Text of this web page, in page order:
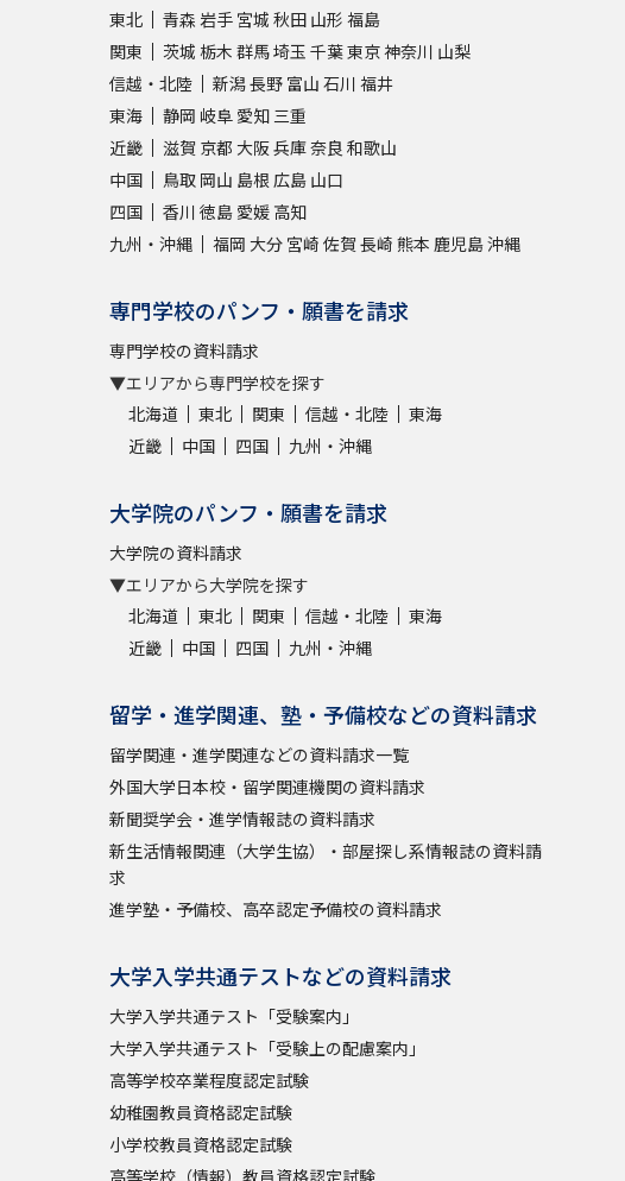
東北
青森 岩手 宮城 秋田 山形 福島
関東
茨城 栃木 群馬埼玉 千葉東京神奈川 山梨
信越・北陸
新潟長野 富山 石川 福井
東海
静岡 岐阜 愛知 三重
近畿
滋賀 京都 大阪兵庫奈良 和歌山
中国
鳥取 岡山 島根 広島 山口
四国
香川 徳島 愛媛 高知
九州・沖縄
福岡 大分 宮崎 佐賀 長崎 熊本 鹿児島沖縄
専門学校のパンフ・願書を請求
専門学校の資料請求
▼エリアから専門学校を探す
北海道
東北 関東 信越・北陸
東海
近畿
中国 四国 九州・沖縄
大学院のパンフ・願書を請求
大学院の資料請求
▼エリアから大学院を探す
北海道
東北 関東 信越・北陸
東海
近畿
中国 四国 九州・沖縄
留学・進学関連、塾・予備校などの資料請求
留学関連・進学関連などの資料請求一覧
外国大学日本校・留学関連機関の資料請求
新聞奨学会・進学情報誌の資料請求
新生活情報関連（大学生協）・部屋探し系情報誌の資料請
求
進学塾・予備校、高卒認定予備校の資料請求
大学入学共通テストなどの資料請求
大学入学共通テスト「受験案内」
大学入学共通テスト「受験上の配慮案内」
高等学校卒業程度認定試験
幼稚園教員資格認定試験
小学校教員資格認定試験
高等学校（情報）教員資格認定試験